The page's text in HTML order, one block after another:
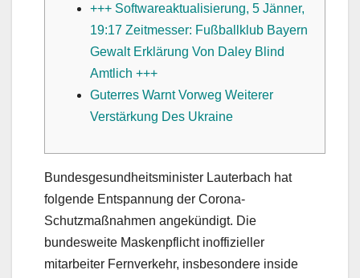
+++ Softwareaktualisierung, 5 Jänner,
19:17 Zeitmesser: Fußballklub Bayern
Gewalt Erklärung Von Daley Blind
Amtlich +++
Guterres Warnt Vorweg Weiterer
Verstärkung Des Ukraine
Bundesgesundheitsminister Lauterbach hat
folgende Entspannung der Corona-
Schutzmaßnahmen angekündigt. Die
bundesweite Maskenpflicht inoffizieller
mitarbeiter Fernverkehr, insbesondere inside